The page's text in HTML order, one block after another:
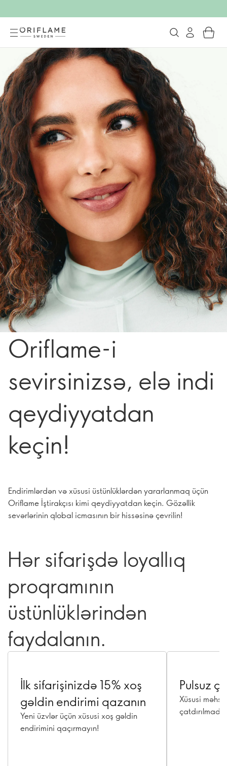
Oriflame-i
sevirsinizsə, elə indi
qeydiyyatdan
keçin!
Endirimlərdən və xüsusi üstünlüklərdən yararlanmaq üçün
Oriflame İştirakçısı kimi qeydiyyatdan keçin. Gözəllik
sevərlərinin qlobal icmasının bir hissəsinə çevrilin!
Hər sifarişdə loyallıq
proqramının
üstünlüklərindən
faydalanın.
İlk sifarişinizdə 15% xoş
gəldin endirimi qazanın
Yeni üzvlər üçün xüsusi xoş gəldin
endirimini qaçırmayın!
Pulsuz
Xüsusi